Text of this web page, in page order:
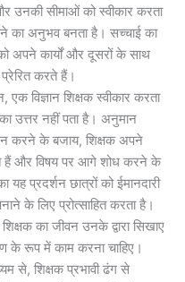
उनकी सीमाओं को स्वीकार करता
का अनुभव बनता है। सच्चाई का
अपने कार्यों और दूसरों के साथ
करते हैं।
एक विज्ञान शिक्षक स्वीकार करता
उत्तर नहीं पता है। अनुमान
करने के बजाय, शिक्षक अपने
हैं और विषय पर आगे शोध करने के
यह प्रदर्शन छात्रों को ईमानदारी
के लिए प्रोत्साहित करता है।
का जीवन उनके द्वारा सिखाए
के रूप में काम करना चाहिए।
से, शिक्षक प्रभावी ढंग से